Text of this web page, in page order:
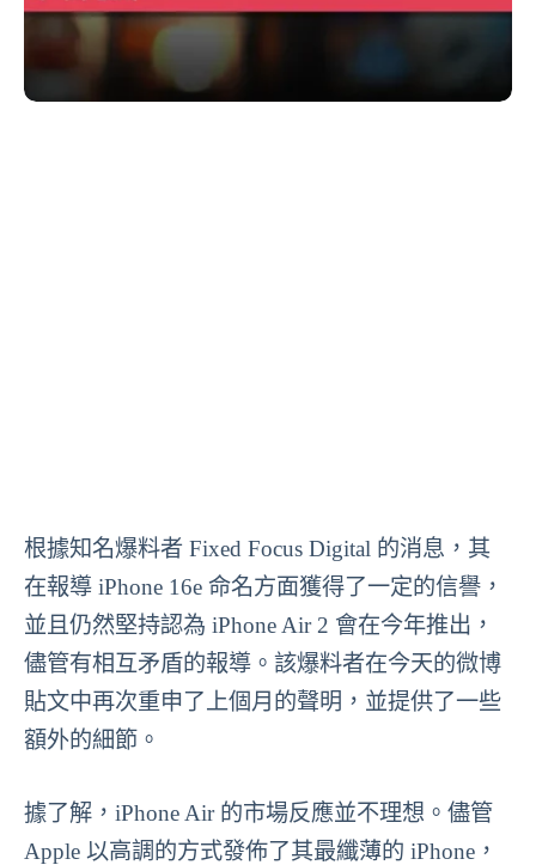
根據知名爆料者 Fixed Focus Digital 的消息，其
在報導 iPhone 16e 命名方面獲得了一定的信譽，
並且仍然堅持認為 iPhone Air 2 會在今年推出，
儘管有相互矛盾的報導。該爆料者在今天的微博
貼文中再次重申了上個月的聲明，並提供了一些
額外的細節。
據了解，iPhone Air 的市場反應並不理想。儘管
Apple 以高調的方式發佈了其最纖薄的 iPhone，